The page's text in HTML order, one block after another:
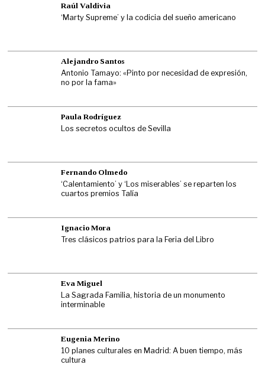
Raúl Valdivia
‘Marty Supreme’ y la codicia del sueño americano
Alejandro Santos
Antonio Tamayo: «Pinto por necesidad de expresión,
no por la fama»
Paula Rodríguez
Los secretos ocultos de Sevilla
Fernando Olmedo
‘Calentamiento’ y ‘Los miserables’ se reparten los
cuartos premios Talía
Ignacio Mora
Tres clásicos patrios para la Feria del Libro
Eva Miguel
La Sagrada Familia, historia de un monumento
interminable
Eugenia Merino
10 planes culturales en Madrid: A buen tiempo, más
cultura